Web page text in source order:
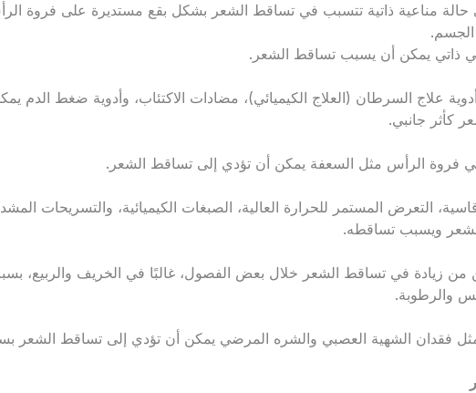
مناعية ذاتية تتسبب في تساقط الشعر بشكل بقع مستديرة على فروة
ذاتي يمكن أن يسبب تساقط الشعر.
علاج السرطان (العلاج الكيميائي)، مضادات الاكتئاب، وأدوية ضغط الدم
كأثر جانبي.
فروة الرأس مثل السعفة يمكن أن تؤدي إلى تساقط الشعر.
التعرض المستمر للحرارة العالية، الصبغات الكيميائية، والتسريحات
ويسبب تساقطه.
من زيادة في تساقط الشعر خلال بعض الفصول، غالبًا في الخريف والربيع،
والرطوبة.
فقدان الشهية العصبي والشره المرضي يمكن أن تؤدي إلى تساقط الشعر